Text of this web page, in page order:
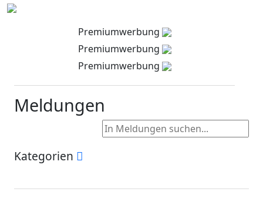
Premiumwerbung
Premiumwerbung
Premiumwerbung
Meldungen
Kategorien